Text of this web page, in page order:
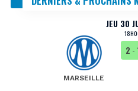
JEU 30
MARSEILLE
2 -